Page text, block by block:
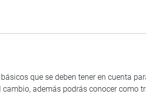
que se deben tener en cuenta
además podrás conocer como